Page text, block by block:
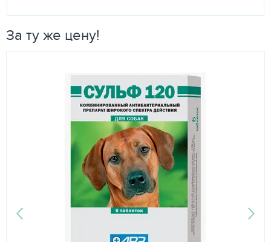
За ту же цену!